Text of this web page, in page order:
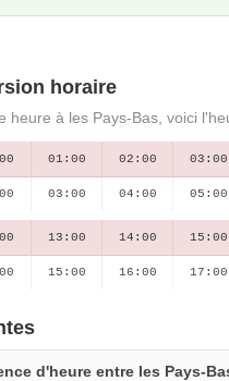
horaire
heure à les Pays-Bas, voici
01:00 02:00 03:00
03:00 04:00 05:00
13:00 14:00 15:00
15:00 16:00 17:00
d'heure entre les Pays-